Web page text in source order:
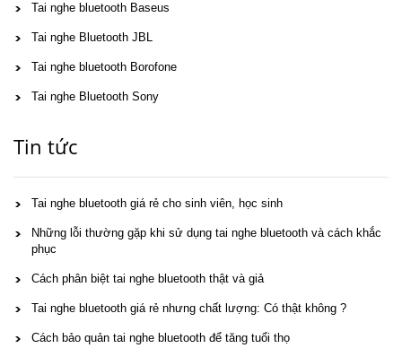
Tai nghe bluetooth Baseus
Tai nghe Bluetooth JBL
Tai nghe bluetooth Borofone
Tai nghe Bluetooth Sony
Tin tức
Tai nghe bluetooth giá rẻ cho sinh viên, học sinh
Những lỗi thường gặp khi sử dụng tai nghe bluetooth và cách khắc
phục
Cách phân biệt tai nghe bluetooth thật và giả
Tai nghe bluetooth giá rẻ nhưng chất lượng: Có thật không ?
Cách bảo quản tai nghe bluetooth để tăng tuổi thọ